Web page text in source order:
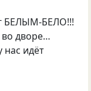
БЕЛЫМ-БЕЛО!!!
во дворе…
идёт